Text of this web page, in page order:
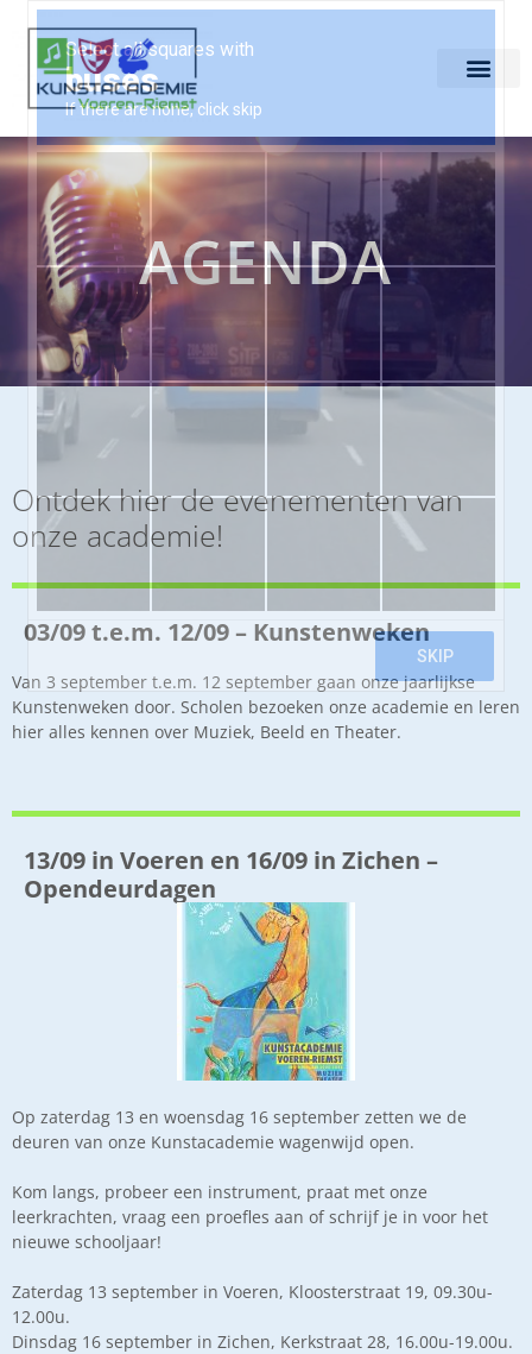
AGENDA
Ontdek hier de evenementen van
onze academie!
03/09 t.e.m. 12/09 – Kunstenweken
Van 3 september t.e.m. 12 september gaan onze jaarlijkse
Kunstenweken door. Scholen bezoeken onze academie en leren
hier alles kennen over Muziek, Beeld en Theater.
13/09 in Voeren en 16/09 in Zichen –
Opendeurdagen
Op zaterdag 13 en woensdag 16 september zetten we de
deuren van onze Kunstacademie wagenwijd open.
Kom langs, probeer een instrument, praat met onze
leerkrachten, vraag een proefles aan of schrijf je in voor het
nieuwe schooljaar!
Zaterdag 13 september in Voeren, Kloosterstraat 19, 09.30u-
12.00u.
Dinsdag 16 september in Zichen, Kerkstraat 28, 16.00u-19.00u.